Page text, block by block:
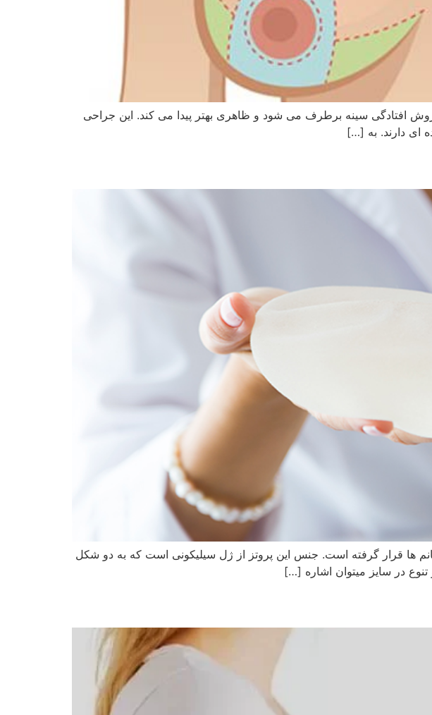
افتادگی سینه برطرف می شود و ظاهری بهتر پیدا می کند. این جراحی
ای دارند. به […]
ها قرار گرفته است. جنس این پروتز از ژل سیلیکونی است که به دو شکل
در سایز میتوان اشاره […]